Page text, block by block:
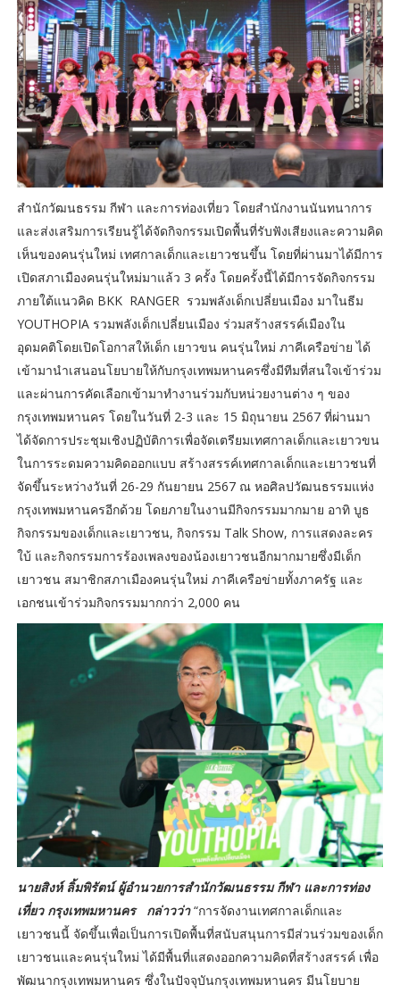
สำนักวัฒนธรรม กีฬา และการท่องเที่ยว โดยสำนักงานนันทนาการ
และส่งเสริมการเรียนรู้ได้จัดกิจกรรมเปิดพื้นที่รับฟังเสียงและความคิด
เห็นของคนรุ่นใหม่ เทศกาลเด็กและเยาวชนขึ้น โดยที่ผ่านมาได้มีการ
เปิดสภาเมืองคนรุ่นใหม่มาแล้ว 3 ครั้ง โดยครั้งนี้ได้มีการจัดกิจกรรม
ภายใต้แนวคิด BKK RANGER รวมพลังเด็กเปลี่ยนเมือง มาในธีม
YOUTHOPIA รวมพลังเด็กเปลี่ยนเมือง ร่วมสร้างสรรค์เมืองใน
อุดมคติโดยเปิดโอกาสให้เด็ก เยาวขน คนรุ่นใหม่ ภาคีเครือข่าย ได้
เข้ามานำเสนอนโยบายให้กับกรุงเทพมหานครซึ่งมีทีมที่สนใจเข้าร่วม
และผ่านการคัดเลือกเข้ามาทำงานร่วมกับหน่วยงานต่าง ๆ ของ
กรุงเทพมหานคร โดยในวันที่ 2-3 และ 15 มิถุนายน 2567 ที่ผ่านมา
ได้จัดการประชุมเชิงปฏิบัติการเพื่อจัดเตรียมเทศกาลเด็กและเยาวขน
ในการระดมความคิดออกแบบ สร้างสรรค์เทศกาลเด็กและเยาวชนที่
จัดขึ้นระหว่างวันที่ 26-29 กันยายน 2567 ณ หอศิลปวัฒนธรรมแห่ง
กรุงเทพมหานครอีกด้วย โดยภายในงานมีกิจกรรมมากมาย อาทิ บูธ
กิจกรรมของเด็กและเยาวชน, กิจกรรม Talk Show, การแสดงละคร
ใบ้ และกิจกรรมการร้องเพลงของน้องเยาวชนอีกมากมายซึ่งมีเด็ก
เยาวชน สมาชิกสภาเมืองคนรุ่นใหม่ ภาคีเครือข่ายทั้งภาครัฐ และ
เอกชนเข้าร่วมกิจกรรมมากกว่า 2,000 คน
นายสิงห์ ลิ้มพิรัตน์ ผู้อำนวยการสำนักวัฒนธรรม กีฬา และการท่อง
เที่ยว กรุงเทพมหานคร กล่าวว่า“การจัดงานเทศกาลเด็กและ
เยาวชนนี้ จัดขึ้นเพื่อเป็นการเปิดพื้นที่สนับสนุนการมีส่วนร่วมของเด็ก
เยาวชนและคนรุ่นใหม่ ได้มีพื้นที่แสดงออกความคิดที่สร้างสรรค์ เพื่อ
พัฒนากรุงเทพมหานคร ซึ่งในปัจจุบันกรุงเทพมหานคร มีนโยบาย